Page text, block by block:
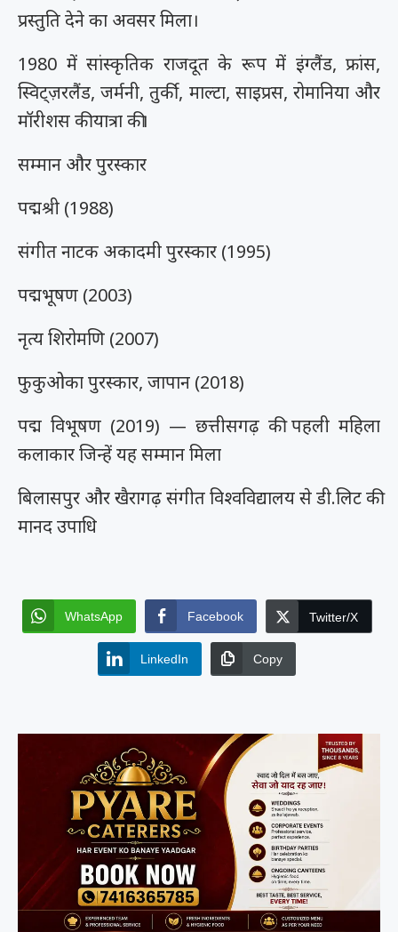
प्रस्तुति देने का अवसर मिला।
1980 में सांस्कृतिक राजदूत के रूप में इंग्लैंड, फ्रांस,
स्विट्ज़रलैंड, जर्मनी, तुर्की, माल्टा, साइप्रस, रोमानिया और
मॉरीशस की यात्रा की।
सम्मान और पुरस्कार
पद्मश्री (1988)
संगीत नाटक अकादमी पुरस्कार (1995)
पद्मभूषण (2003)
नृत्य शिरोमणि (2007)
फुकुओका पुरस्कार, जापान (2018)
पद्म विभूषण (2019) — छत्तीसगढ़ की पहली महिला
कलाकार जिन्हें यह सम्मान मिला
बिलासपुर और खैरागढ़ संगीत विश्वविद्यालय से डी.लिट की
मानद उपाधि
WhatsApp Facebook Twitter/X
LinkedIn Copy